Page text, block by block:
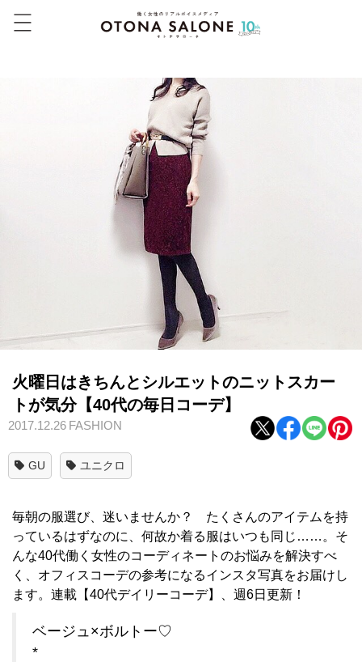
火曜日はきちんとシルエットのニットスカー
トが気分【40代の毎日コーデ】
2017.12.26 FASHION
GU ユニクロ
毎朝の服選び、迷いませんか？ たくさんのアイテムを持
っているはずなのに、何故か着る服はいつも同じ……。そ
んな40代働く女性のコーディネートのお悩みを解決すべ
く、オフィスコーデの参考になるインスタ写真をお届けし
ます。連載【40代デイリーコーデ】、週6日更新！
ベージュ×ボルトー♡
*